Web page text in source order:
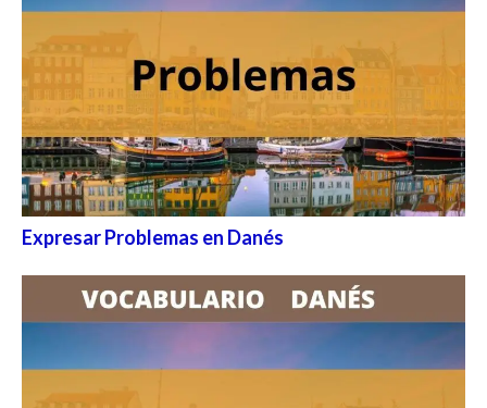
Expresar Problemas en Danés